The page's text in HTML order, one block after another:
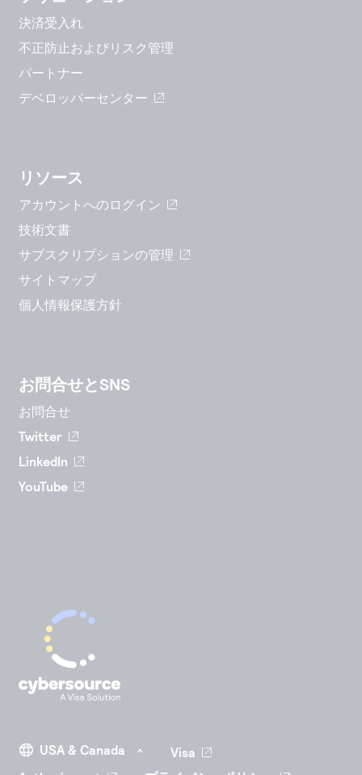
決済受入れ
不正防止およびリスク管理
パートナー
デベロッパーセンター
リソース
アカウントへのログイン
技術文書
サブスクリプションの管理
サイトマップ
個人情報保護方針
お問合せとSNS
お問合せ
Twitter
LinkedIn
YouTube
Visa